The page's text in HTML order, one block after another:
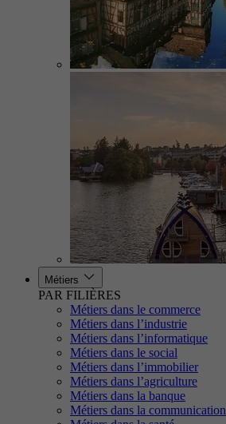
Métiers
PAR FILIÈRES
Métiers dans le commerce
Métiers dans l’industrie
Métiers dans l’informatique
Métiers dans le social
Métiers dans l’immobilier
Métiers dans l’agriculture
Métiers dans la banque
Métiers dans la communication